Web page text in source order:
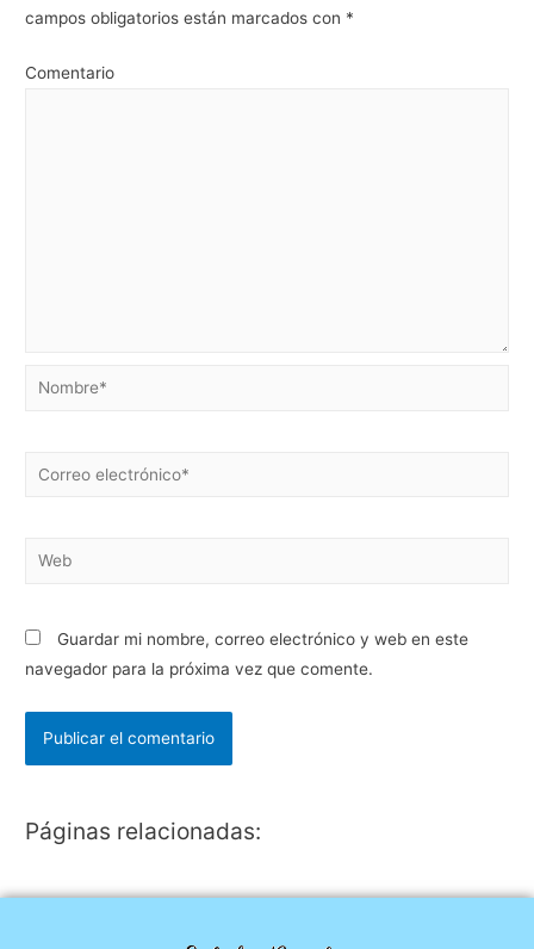
campos obligatorios están marcados con *
Comentario
Guardar mi nombre, correo electrónico y web en este
navegador para la próxima vez que comente.
Páginas relacionadas: